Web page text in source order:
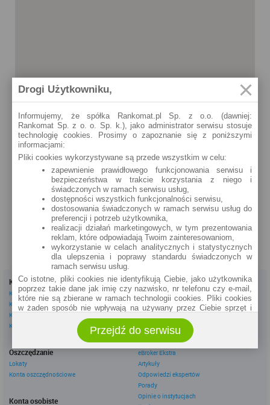
Pińczów
3 Maja 14 - Pasaż Handlowy (24h)
szczegóły »
Batalionów Chłopskich 7 (24h)
szczegóły »
Kredyty
Kredyty gotówkowe
Kredyty hipoteczne
Kredyty konsolidacyjne
Kredyty na samochód
Oszczędzanie
Lokaty
Konta oszczędnościowe
Konta osobiste
Dla firm
Kredyty firmowe
Konta firmowe
Inne
eBroker Ekstra
Artykuły
Odpowiedzi ekspertów
Porady
Opinie o instytucjach
Drogi Użytkowniku,
Informujemy, że spółka Rankomat.pl Sp. z o.o. (dawniej:
Rankomat Sp. z o. o. Sp. k.), jako administrator serwisu stosuje
technologię cookies. Prosimy o zapoznanie się z poniższymi
informacjami:
Pliki cookies wykorzystywane są przede wszystkim w celu:
zapewnienie prawidłowego funkcjonowania serwisu i
bezpieczeństwa w trakcie korzystania z niego i
świadczonych w ramach serwisu usług,
dostępności wszystkich funkcjonalności serwisu,
dostosowania świadczonych w ramach serwisu usług do
preferencji i potrzeb użytkownika,
realizacji działań marketingowych, w tym prezentowania
reklam, które odpowiadają Twoim zainteresowaniom,
wykorzystanie w celach analitycznych i statystycznych
dla ulepszenia i poprawy standardu świadczonych w
ramach serwisu usług.
Co istotne, pliki cookies nie identyfikują Ciebie, jako użytkownika
poprzez takie dane jak imię czy nazwisko, nr telefonu czy e-mail,
które nie są zbierane w ramach technologii cookies. Pliki cookies
w żaden sposób nie wpływają na używany przez Ciebie sprzęt i
Zakres wykorzystywania plików cookies możliwy jest do
określenia w ustawieniach przeglądarki każdego użytkownika. Bez
wprowadzenia zmian ustawień, informacje w plikach cookies mogą
być zapisywane w pamięci Twojego urządzenia.
Administratorem danych pozyskiwanych w technologii cookies jest
spółka Rankomat.pl Sp. z o.o. (dawniej: Rankomat Sp. z o. o. Sp.
k.) z siedzibą w Warszawie, ul. Wolska 88, 01 - 141 Warszawa.
Możesz jako użytkownik w każdym czasie skontaktować się z
Przejdź do serwisu